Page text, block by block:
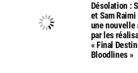
Désolation :
et Sam
une nouvelle
par les
« Final
Bloodlines »